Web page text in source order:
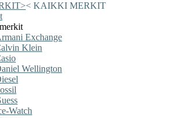
>< KAIKKI MERKIT
Exchange
Klein
Wellington
Watch